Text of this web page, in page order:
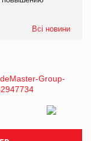
Всі новини